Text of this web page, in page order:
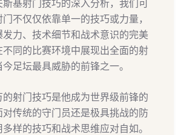
基射门技巧的深入分析，我们可
不仅仅依靠单一的技巧或力量，
力、技术细节和战术意识的完美
同的比赛环境中展现出全面的射
足坛最具威胁的前锋之一。
射门技巧是他成为世界级前锋的
传统的守门员还是极具挑战的防
样的技巧和战术思维应对自如。